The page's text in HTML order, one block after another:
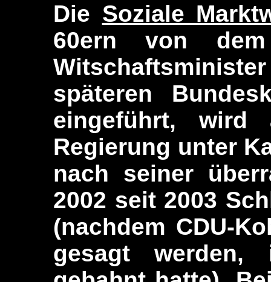
Die Soziale
60ern von
Witschaftsminister
späteren
eingeführt,
Regierung unter
nach seiner
2002 seit 2003
(nachdem CDU-
gesagt